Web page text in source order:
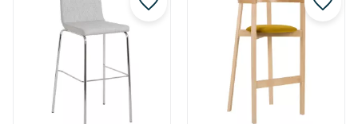
Lägg till i favoriter Lägg